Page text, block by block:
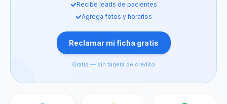
Recibe leads de pacientes
Agrega fotos y horarios
Reclamar mi ficha gratis
Gratis — sin tarjeta de crédito